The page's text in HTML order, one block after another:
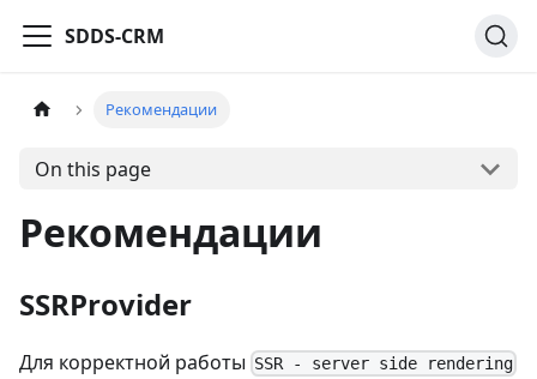
SDDS-CRM
Рекомендации
On this page
Рекомендации
SSRProvider
Для корректной работы SSR - server side rendering